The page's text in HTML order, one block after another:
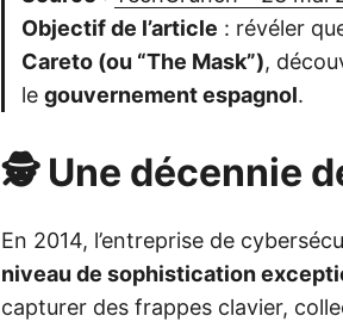
Objectif de l’article : révéler
Careto (ou “The Mask”),
le gouvernement espagnol.
🕵️ Une décennie
En 2014, l’entreprise de
niveau de sophistication
capturer des frappes clavier,